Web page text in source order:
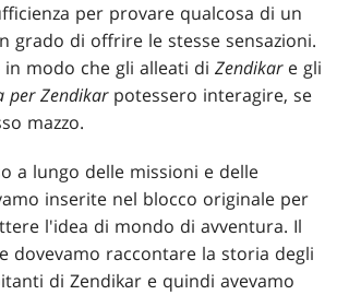
per provare qualcosa di un
grado di offrire le stesse sensazioni.
in modo che gli alleati diZendikare gli
per Zendikarpotessero interagire, se
mazzo.
a lungo delle missioni e delle
inserite nel blocco originale per
l'idea di mondo di avventura. Il
dovevamo raccontare la storia degli
di Zendikar e quindi avevamo